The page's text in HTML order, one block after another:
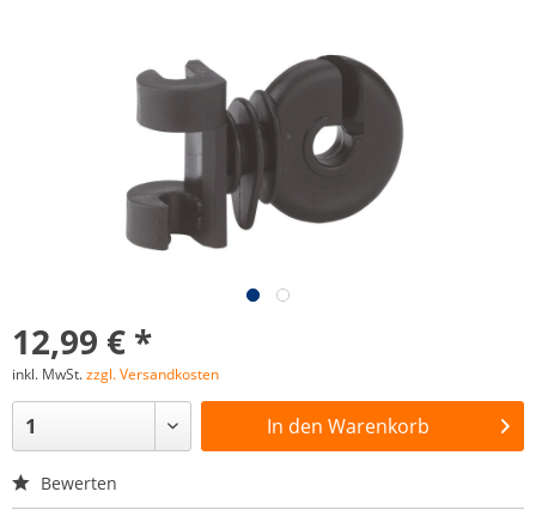
12,99 € *
inkl. MwSt.zzgl. Versandkosten
In den Warenkorb
Bewerten